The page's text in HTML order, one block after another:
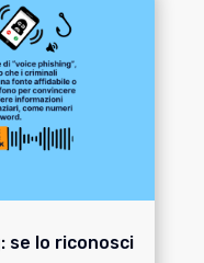
se lo riconosci